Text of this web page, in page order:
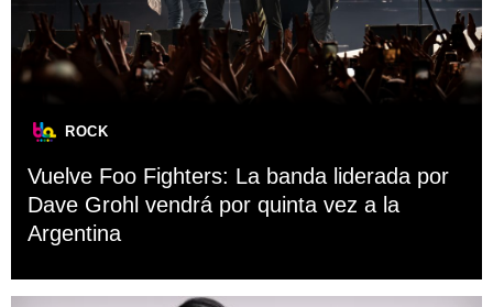
ROCK
Vuelve Foo Fighters: La banda liderada por
Dave Grohl vendrá por quinta vez a la
Argentina